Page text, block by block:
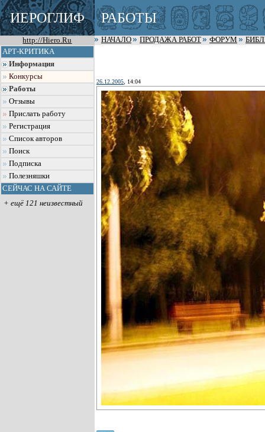
ИЕРОГЛИФ РАБОТЫ
http://Hiero.Ru НАЧАЛО ПРОДАЖА РАБОТ ФОРУМ
АРТ-КРИТИКА
Информация
Конкурсы
Работы
Отзывы
Прислать работу
Регистрация
Список авторов
Поиск
Подписка
Полезняшки
СЕЙЧАС НА САЙТЕ
+ ещё 121 неизвестный
26.12.2005 , 14:04